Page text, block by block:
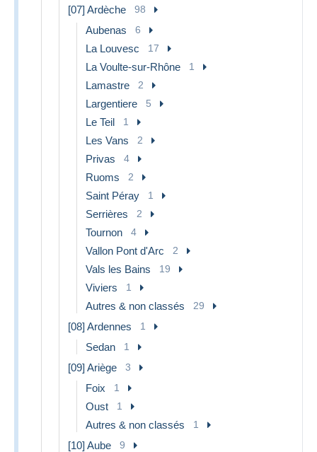
[07] Ardèche 98
Aubenas 6
La Louvesc 17
La Voulte-sur-Rhône 1
Lamastre 2
Largentiere 5
Le Teil 1
Les Vans 2
Privas 4
Ruoms 2
Saint Péray 1
Serrières 2
Tournon 4
Vallon Pont d'Arc 2
Vals les Bains 19
Viviers 1
Autres & non classés 29
[08] Ardennes 1
Sedan 1
[09] Ariège 3
Foix 1
Oust 1
Autres & non classés 1
[10] Aube 9